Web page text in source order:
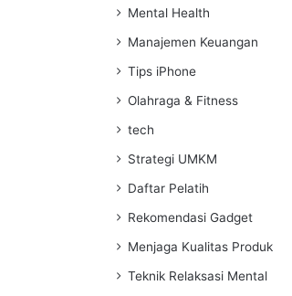
Mental Health
Manajemen Keuangan
Tips iPhone
Olahraga & Fitness
tech
Strategi UMKM
Daftar Pelatih
Rekomendasi Gadget
Menjaga Kualitas Produk
Teknik Relaksasi Mental